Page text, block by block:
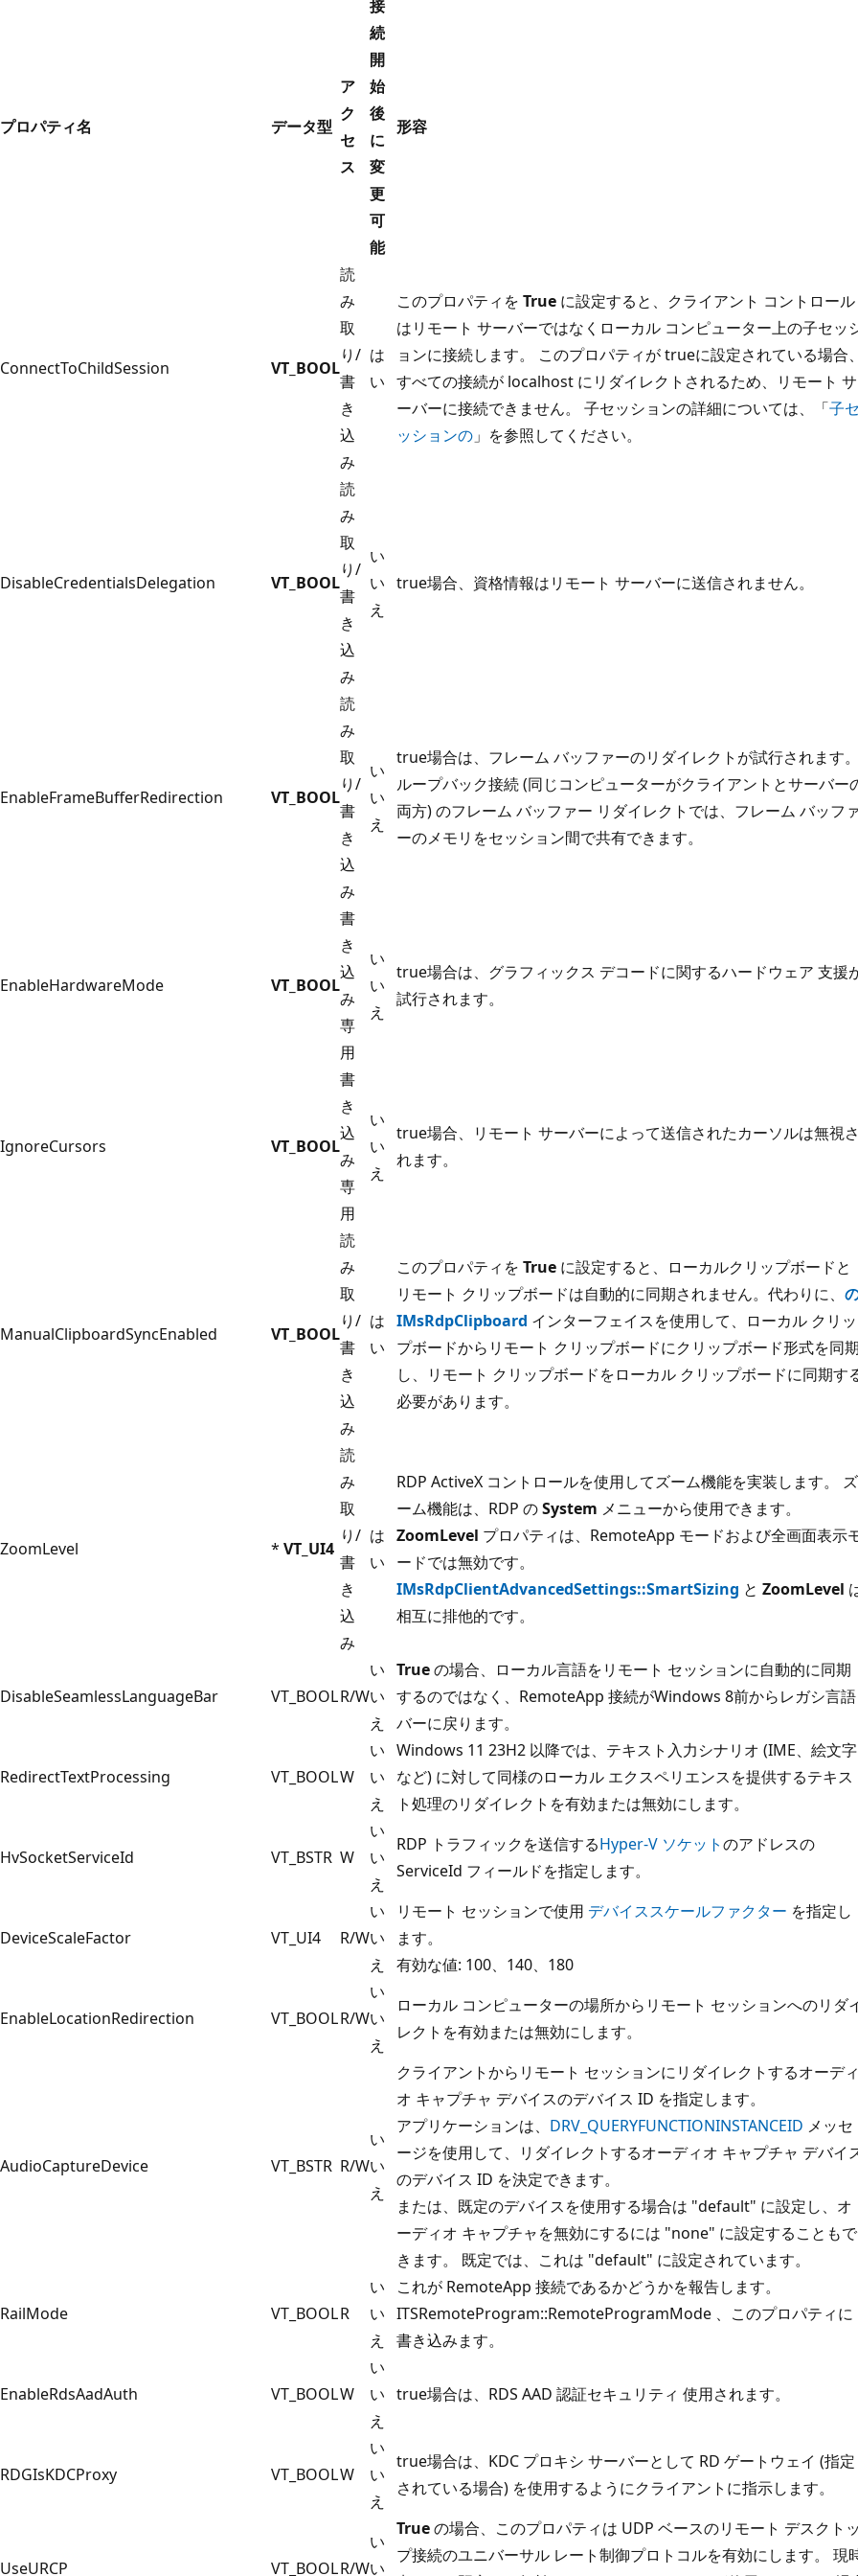
プロパティ名 データ型
ア
ク
セ
ス
接
続
開
始
後
に
変
更
可
能
形容
ConnectToChildSession VT_BOOL
読
み
取
り/
書
き
込
み
は
い
このプロパティを True に設定すると、クライアント コントロール
はリモート サーバーではなくローカル コンピューター上の子セッ
ョンに接続します。 このプロパティが trueに設定されている場合、
すべての接続が localhost にリダイレクトされるため、リモート サ
ーバーに接続できません。 子セッションの詳細については、「子セ
ッションの 」を参照してください。
DisableCredentialsDelegation VT_BOOL
読
み
取
り/
書
き
込
み
い
い
え
true場合、資格情報はリモート サーバーに送信されません。
EnableFrameBufferRedirection VT_BOOL
読
み
取
り/
書
き
込
み
い
い
え
true場合は、フレーム バッファーのリダイレクトが試行されます。
ループバック接続 (同じコンピューターがクライアントとサーバー
両方) のフレーム バッファー リダイレクトでは、フレーム バッフ
ーのメモリをセッション間で共有できます。
EnableHardwareMode VT_BOOL
書
き
込
み
専
用
い
い
え
true場合は、グラフィックス デコードに関するハードウェア 支援
試行されます。
IgnoreCursors VT_BOOL
書
き
込
み
専
用
い
い
え
true場合、リモート サーバーによって送信されたカーソルは無視さ
れます。
ManualClipboardSyncEnabled VT_BOOL
読
み
取
り/
書
き
込
み
は
い
このプロパティを True に設定すると、ローカルクリップボードと
リモート クリップボードは自動的に同期されません。代わりに、
IMsRdpClipboard インターフェイスを使用して、ローカル クリッ
プボードからリモート クリップボードにクリップボード形式を同期
し、リモート クリップボードをローカル クリップボードに同期す
必要があります。
ZoomLevel * VT_UI4
読
み
取
り/
書
き
込
み
は
い
RDP ActiveX コントロールを使用してズーム機能を実装します。 ズ
ーム機能は、RDP のSystem メニューから使用できます。
ZoomLevel プロパティは、RemoteApp モードおよび全画面表示
ードでは無効です。
IMsRdpClientAdvancedSettings::SmartSizing と ZoomLevel
相互に排他的です。
DisableSeamlessLanguageBar VT_BOOLR/W
い
い
え
Trueの場合、ローカル言語をリモート セッションに自動的に同期
するのではなく、RemoteApp 接続がWindows 8前からレガシ言語
バーに戻ります。
RedirectTextProcessing VT_BOOLW
い
い
え
Windows 11 23H2 以降では、テキスト入力シナリオ (IME、絵文字
など) に対して同様のローカル エクスペリエンスを提供するテキス
ト処理のリダイレクトを有効または無効にします。
HvSocketServiceId VT_BSTR W
い
い
え
RDP トラフィックを送信するHyper-V ソケットのアドレスの
ServiceId フィールドを指定します。
DeviceScaleFactor VT_UI4 R/W
い
い
え
リモート セッションで使用 デバイススケールファクター を指定し
ます。
有効な値: 100、140、180
EnableLocationRedirection VT_BOOLR/W
い
い
え
ローカル コンピューターの場所からリモート セッションへのリダ
レクトを有効または無効にします。
AudioCaptureDevice VT_BSTR R/W
い
い
え
クライアントからリモート セッションにリダイレクトするオーディ
オ キャプチャ デバイスのデバイス ID を指定します。
アプリケーションは、 DRV_QUERYFUNCTIONINSTANCEID メッセ
ージを使用して、リダイレクトするオーディオ キャプチャ デバイ
のデバイス ID を決定できます。
または、既定のデバイスを使用する場合は "default" に設定し、オ
ーディオ キャプチャを無効にするには "none" に設定することもで
きます。 既定では、これは "default" に設定されています。
RailMode VT_BOOLR
い
い
え
これが RemoteApp 接続であるかどうかを報告します。
ITSRemoteProgram::RemoteProgramMode 、このプロパティに
書き込みます。
EnableRdsAadAuth VT_BOOLW
い
い
え
true場合は、RDS AAD 認証セキュリティ 使用されます。
RDGIsKDCProxy VT_BOOLW
い
い
え
true場合は、 KDC プロキシ サーバーとして RD ゲートウェイ (指定
されている場合) を使用するようにクライアントに指示します。
UseURCP VT_BOOLR/W
い
い
Trueの場合、このプロパティは UDP ベースのリモート デスクトッ
プ接続のユニバーサル レート制御プロトコルを有効にします。 現